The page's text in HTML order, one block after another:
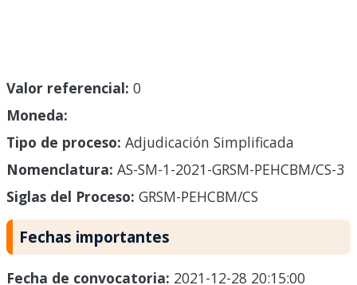
Valor referencial: 0
Moneda:
Tipo de proceso: Adjudicación Simplificada
Nomenclatura: AS-SM-1-2021-GRSM-PEHCBM/CS-3
Siglas del Proceso: GRSM-PEHCBM/CS
Fechas importantes
Fecha de convocatoria: 2021-12-28 20:15:00